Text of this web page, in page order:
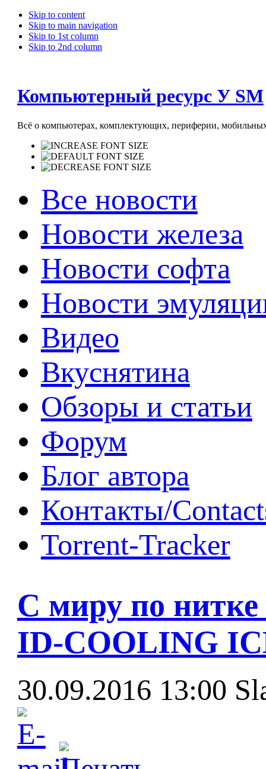
Skip to content
Skip to main navigation
Skip to 1st column
Skip to 2nd column
Компьютерный ресурс У SM
Всё о компьютерах, комплектующих, периферии, мобильных
Все новости
Новости железа
Новости софта
Новости
Видео
Вкуснятина
Обзоры и статьи
Форум
Блог автора
Контакты/
Torrent-Tracker
С миру по нитке
ID-COOLING
30.09.2016 13:00